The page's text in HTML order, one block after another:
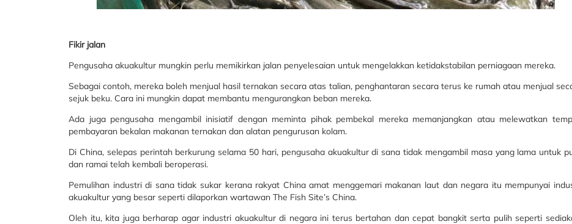
Fikir jalan
Pengusaha akuakultur mungkin perlu memikirkan jalan penyelesaian untuk mengelakkan ketidakstabilan perniagaan mereka.
Sebagai contoh, mereka boleh menjual hasil ternakan secara atas talian, penghantaran secara terus ke rumah atau menjual
sejuk beku. Cara ini mungkin dapat membantu mengurangkan beban mereka.
Ada juga pengusaha mengambil inisiatif dengan meminta pihak pembekal mereka memanjangkan atau melewatkan
pembayaran bekalan makanan ternakan dan alatan pengurusan kolam.
Di China, selepas perintah berkurung selama 50 hari, pengusaha akuakultur di sana tidak mengambil masa yang lama untuk
dan ramai telah kembali beroperasi.
Pemulihan industri di sana tidak sukar kerana rakyat China amat menggemari makanan laut dan negara itu mempunyai
akuakultur yang besar seperti dilaporkan wartawan The Fish Site’s China.
Oleh itu, kita juga berharap agar industri akuakultur di negara ini terus bertahan dan cepat bangkit serta pulih seperti